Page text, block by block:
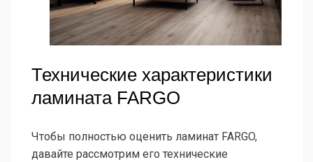
Технические характеристики
ламината FARGO
Чтобы полностью оценить ламинат FARGO,
давайте рассмотрим его технические